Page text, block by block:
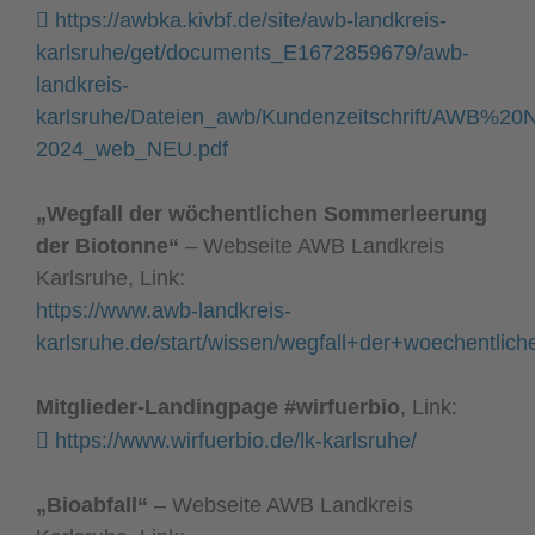
https://awbka.kivbf.de/site/awb-landkreis-
karlsruhe/get/documents_E1672859679/awb-
landkreis-
karlsruhe/Dateien_awb/Kundenzeitschrift/
2024_web_NEU.pdf
„Wegfall der wöchentlichen Sommerleerung
der Biotonne“ – Webseite AWB Landkreis
Karlsruhe, Link:
https://www.awb-landkreis-
karlsruhe.de/start/wissen/
Mitglieder-Landingpage #wirfuerbio, Link:
https://www.wirfuerbio.de/lk-karlsruhe/
„Bioabfall“ – Webseite AWB Landkreis